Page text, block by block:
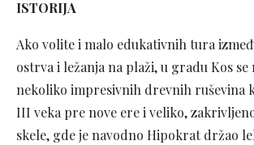
ISTORIJA
Ako volite i malo edukativnih tura
ostrva i ležanja na plaži, u gradu Kos se
nekoliko impresivnih drevnih ruševina
III veka pre nove ere i veliko,
skele, gde je navodno Hipokrat držao